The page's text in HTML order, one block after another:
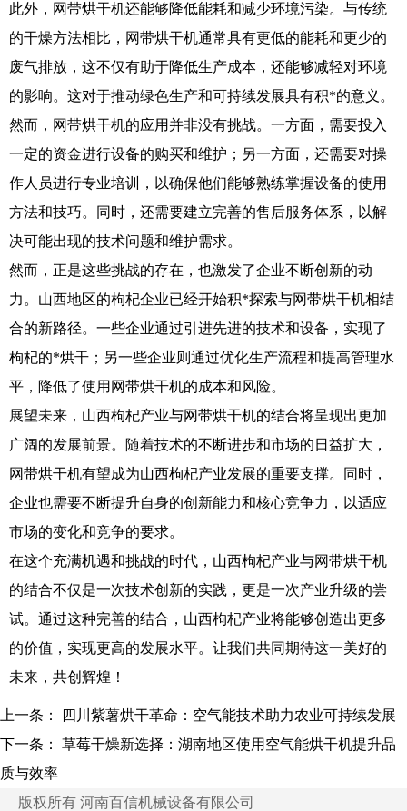
此外，网带烘干机还能够降低能耗和减少环境污染。与传统
的干燥方法相比，网带烘干机通常具有更低的能耗和更少的
废气排放，这不仅有助于降低生产成本，还能够减轻对环境
的影响。这对于推动绿色生产和可持续发展具有积*的意义。
然而，网带烘干机的应用并非没有挑战。一方面，需要投入
一定的资金进行设备的购买和维护；另一方面，还需要对操
作人员进行专业培训，以确保他们能够熟练掌握设备的使用
方法和技巧。同时，还需要建立完善的售后服务体系，以解
决可能出现的技术问题和维护需求。
然而，正是这些挑战的存在，也激发了企业不断创新的动
力。山西地区的枸杞企业已经开始积*探索与网带烘干机相结
合的新路径。一些企业通过引进先进的技术和设备，实现了
枸杞的*烘干；另一些企业则通过优化生产流程和提高管理水
平，降低了使用网带烘干机的成本和风险。
展望未来，山西枸杞产业与网带烘干机的结合将呈现出更加
广阔的发展前景。随着技术的不断进步和市场的日益扩大，
网带烘干机有望成为山西枸杞产业发展的重要支撑。同时，
企业也需要不断提升自身的创新能力和核心竞争力，以适应
市场的变化和竞争的要求。
在这个充满机遇和挑战的时代，山西枸杞产业与网带烘干机
的结合不仅是一次技术创新的实践，更是一次产业升级的尝
试。通过这种完善的结合，山西枸杞产业将能够创造出更多
的价值，实现更高的发展水平。让我们共同期待这一美好的
未来，共创辉煌！
上一条：
四川紫薯烘干革命：空气能技术助力农业可持续发展
下一条： 草莓干燥新选择：湖南地区使用空气能烘干机提升品
质与效率
版权所有 河南百信机械设备有限公司